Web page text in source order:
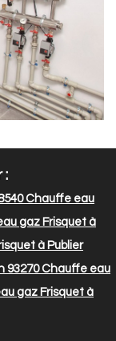
:
Chauffe eau
gaz Frisquet à
à Publier
93270Chauffe eau
gaz Frisquet à